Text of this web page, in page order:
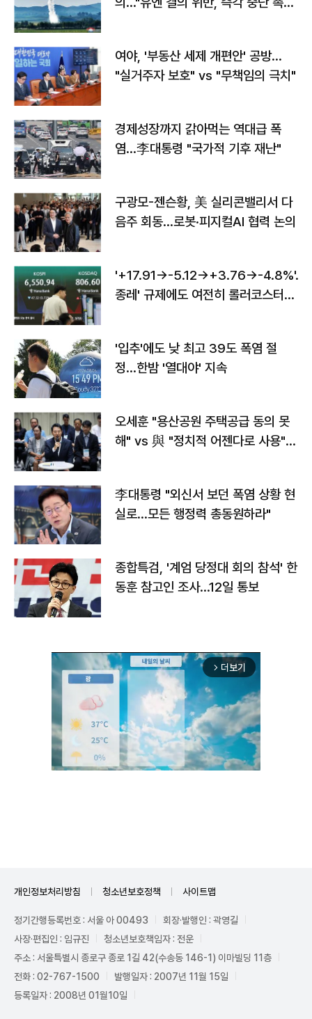
여야, '부동산 세제 개편안' 공방…
"실거주자 보호" vs "무책임의 극치"
경제성장까지 갉아먹는 역대급 폭
염…李대통령 "국가적 기후 재난"
구광모-젠슨황, 美 실리콘밸리서 다
음주 회동…로봇·피지컬AI 협력 논의
'+17.91→-5.12→+3.76→-4.8%'…'
종레' 규제에도 여전히 롤러코스터
'입추'에도 낮 최고 39도 폭염 절
정…한밤 '열대야' 지속
오세훈 "용산공원 주택공급 동의 못
해" vs 與 "정치적 어젠다로 사용"
李대통령 "외신서 보던 폭염 상황 현
실로…모든 행정력 총동원하라"
종합특검, '계엄 당정대 회의 참석' 한
동훈 참고인 조사...12일 통보
arrow_forward_ios 더보기
개인정보처리방침 청소년보호정책 사이트맵
정기간행등록번호 : 서울 아 00493
회장·발행인 : 곽영길
사장·편집인 : 임규진
청소년보호책임자 : 전운
주소 : 서울특별시 종로구 종로 1길 42(수송동 146-1) 이마빌딩 11층
전화 : 02-767-1500
발행일자 : 2007년 11월 15일
등록일자 : 2008년 01월10일